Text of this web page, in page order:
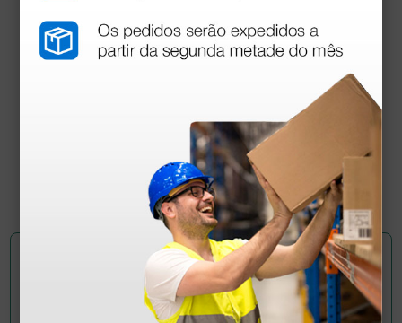
2 580,00 €
1 unidade